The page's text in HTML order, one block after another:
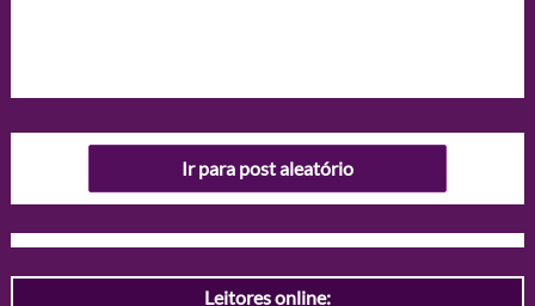
Ir para post aleatório
Leitores online: